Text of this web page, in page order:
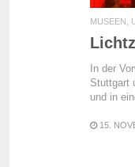
MUSEEN,
In der
Stuttgart
und in
15.